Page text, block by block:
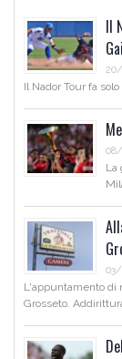
Il
Il Nador Tour fa
La
L'appuntamento di
Grosseto.